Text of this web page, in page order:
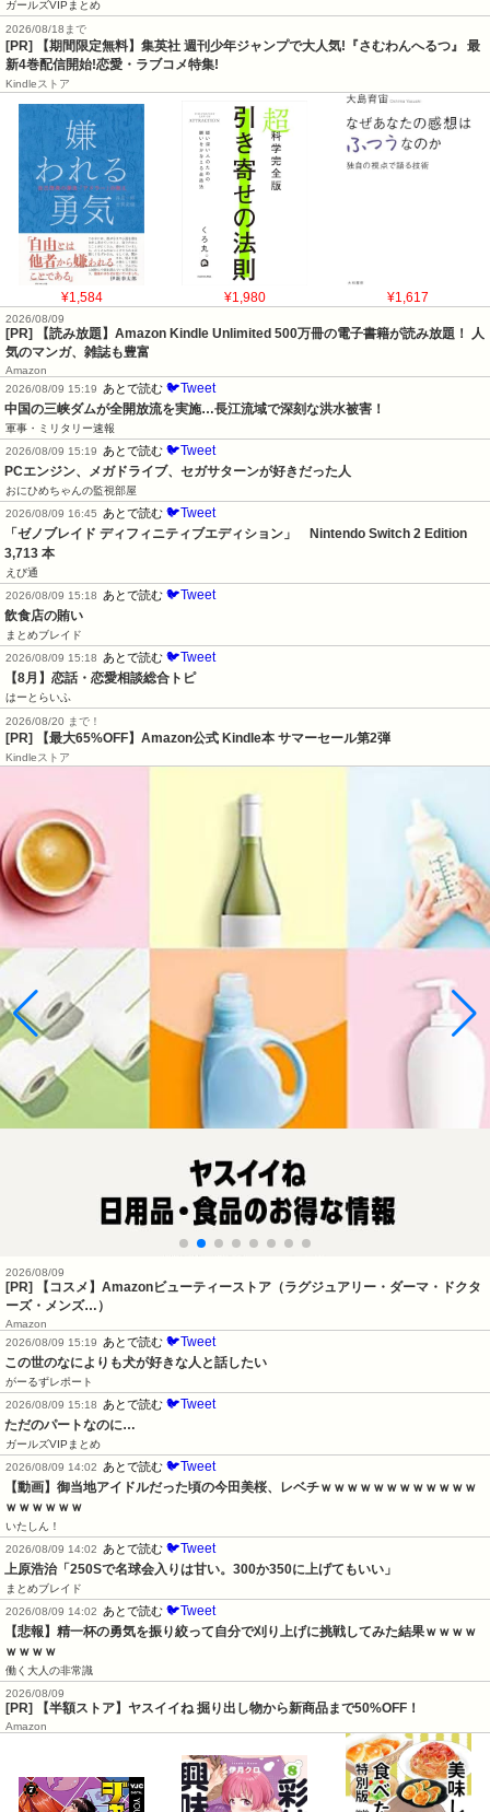
ガールズVIPまとめ
2026/08/18まで
[PR] 【期間限定無料】集英社 週刊少年ジャンプで大人気!『さむわんへるつ』 最
新4巻配信開始!恋愛・ラブコメ特集!
Kindleストア
¥1,584 ¥1,980 ¥1,617
2026/08/09
[PR] 【読み放題】Amazon Kindle Unlimited 500万冊の電子書籍が読み放題！ 人
気のマンガ、雑誌も豊富
Amazon
2026/08/09 15:19
あとで読む 🐦Tweet
中国の三峡ダムが全開放流を実施…長江流域で深刻な洪水被害！
軍事・ミリタリー速報
2026/08/09 15:19
あとで読む 🐦Tweet
PCエンジン、メガドライブ、セガサターンが好きだった人
おにひめちゃんの監視部屋
2026/08/09 16:45
あとで読む 🐦Tweet
「ゼノブレイド ディフィニティブエディション」　Nintendo Switch 2 Edition
3,713 本
えび通
2026/08/09 15:18
あとで読む 🐦Tweet
飲食店の賄い
まとめブレイド
2026/08/09 15:18
あとで読む 🐦Tweet
【8月】恋話・恋愛相談総合トピ
はーとらいふ
2026/08/20 まで！
[PR] 【最大65%OFF】Amazon公式 Kindle本 サマーセール第2弾
Kindleストア
2026/08/09
[PR] 【コスメ】Amazonビューティーストア（ラグジュアリー・ダーマ・ドクタ
ーズ・メンズ…）
Amazon
2026/08/09 15:19
あとで読む 🐦Tweet
この世のなによりも犬が好きな人と話したい
がーるずレポート
2026/08/09 15:18
あとで読む 🐦Tweet
ただのパートなのに…
ガールズVIPまとめ
2026/08/09 14:02
あとで読む 🐦Tweet
【動画】御当地アイドルだった頃の今田美桜、レベチｗｗｗｗｗｗｗｗｗｗｗｗ
ｗｗｗｗｗｗ
いたしん！
2026/08/09 14:02
あとで読む 🐦Tweet
上原浩治「250Sで名球会入りは甘い。300か350に上げてもいい」
まとめブレイド
2026/08/09 14:02
あとで読む 🐦Tweet
【悲報】精一杯の勇気を振り絞って自分で刈り上げに挑戦してみた結果ｗｗｗｗ
ｗｗｗｗ
働く大人の非常識
2026/08/09
[PR] 【半額ストア】ヤスイイね 掘り出し物から新商品まで50%OFF！
Amazon